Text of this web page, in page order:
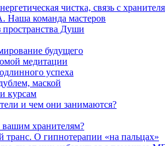
чистка, связь с
команда мастеров
Души
будущего
медитации
успеха
маской
курсам
и чем они занимаются?
вашим хранителям?
О гипнотерапии «на пальцах»